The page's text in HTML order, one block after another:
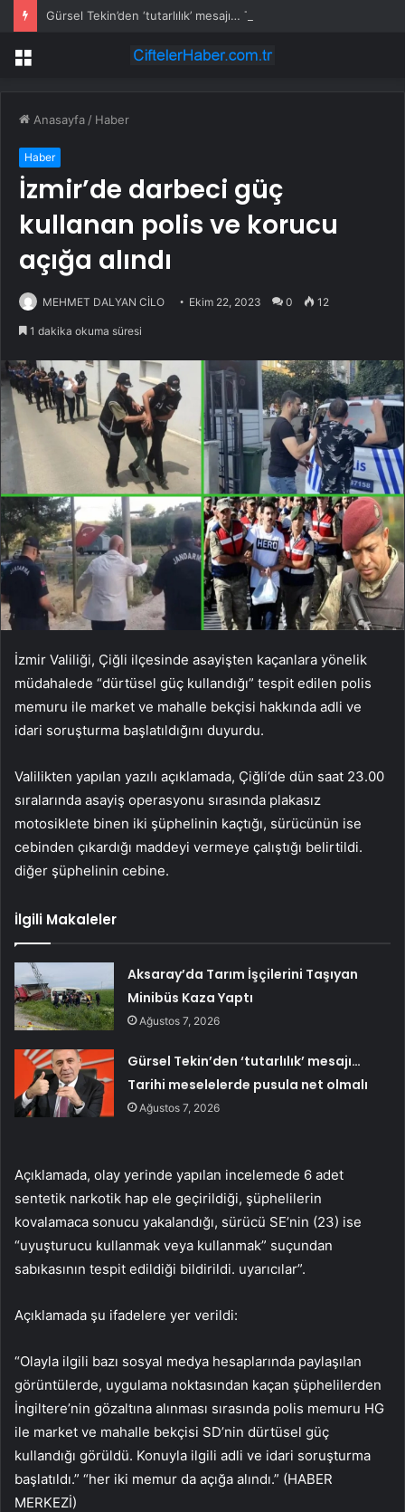
Menü
Anasayfa / Haber
Haber
İzmir’de darbeci güç
kullanan polis ve korucu
açığa alındı
MEHMET DALYAN CİLO Ekim 22, 2023 0 12
1 dakika okuma süresi
İzmir Valiliği, Çiğli ilçesinde asayişten kaçanlara yönelik
müdahalede “dürtüsel güç kullandığı” tespit edilen polis
memuru ile market ve mahalle bekçisi hakkında adli ve
idari soruşturma başlatıldığını duyurdu.
Valilikten yapılan yazılı açıklamada, Çiğli’de dün saat 23.00
sıralarında asayiş operasyonu sırasında plakasız
motosiklete binen iki şüphelinin kaçtığı, sürücünün ise
cebinden çıkardığı maddeyi vermeye çalıştığı belirtildi.
diğer şüphelinin cebine.
İlgili Makaleler
Aksaray’da Tarım İşçilerini Taşıyan
Minibüs Kaza Yaptı
Ağustos 7, 2026
Gürsel Tekin’den ‘tutarlılık’ mesajı…
Tarihi meselelerde pusula net olmalı
Ağustos 7, 2026
Açıklamada, olay yerinde yapılan incelemede 6 adet
sentetik narkotik hap ele geçirildiği, şüphelilerin
kovalamaca sonucu yakalandığı, sürücü SE’nin (23) ise
“uyuşturucu kullanmak veya kullanmak” suçundan
sabıkasının tespit edildiği bildirildi. uyarıcılar”.
Açıklamada şu ifadelere yer verildi:
“Olayla ilgili bazı sosyal medya hesaplarında paylaşılan
görüntülerde, uygulama noktasından kaçan şüphelilerden
İngiltere’nin gözaltına alınması sırasında polis memuru HG
ile market ve mahalle bekçisi SD’nin dürtüsel güç
kullandığı görüldü. Konuyla ilgili adli ve idari soruşturma
başlatıldı.” “her iki memur da açığa alındı.” (HABER
MERKEZİ)